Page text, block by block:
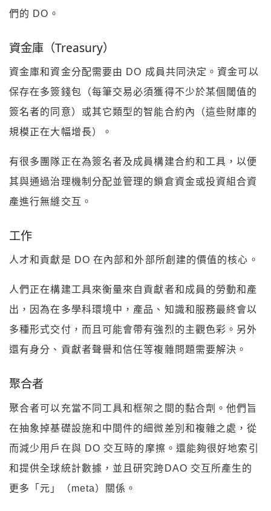
們的 DO。
資金庫（Treasury）
資金庫和資金分配需要由 DO 成員共同決定。資金可以
保存在多簽錢包（每筆交易必須獲得不少於某個閾值的
簽名者的同意）或其它類型的智能合約內（這些財庫的
規模正在大幅增長）。
有很多團隊正在為簽名者及成員構建合約和工具，以便
其與通過治理機制分配並管理的鎖倉資金或投資組合資
產進行無縫交互。
工作
人才和貢獻是 DO 在內部和外部所創建的價值的核心。
人們正在構建工具來衡量來自貢獻者和成員的勞動和產
出，因為在多學科環境中，產品、知識和服務最終會以
多種形式交付，而且可能會帶有強烈的主觀色彩。另外
還有身分、貢獻者聲譽和信任等複雜問題需要解決。
聚合者
聚合者可以充當不同工具和框架之間的黏合劑。他們旨
在抽象掉基礎設施和中間件的細微差別和複雜之處，從
而減少用戶在與 DO 交互時的摩擦。還能夠很好地索引
和提供全球統計數據，並且研究跨DAO 交互所產生的
更多「元」（meta）關係。